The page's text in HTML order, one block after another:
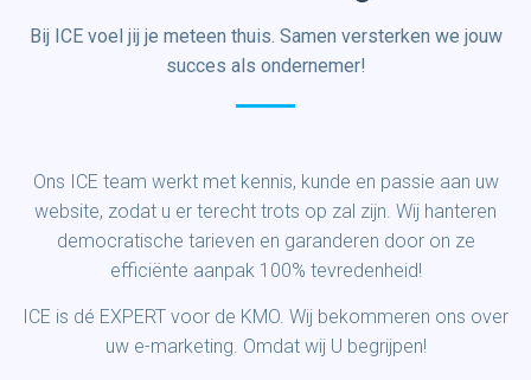
Bij ICE voel jij je meteen thuis. Samen versterken we jouw
succes als ondernemer!
Ons ICE team werkt met kennis, kunde en passie aan uw
website, zodat u er terecht trots op zal zijn. Wij hanteren
democratische tarieven en garanderen door on ze
efficiënte aanpak 100% tevredenheid!
ICE is dé EXPERT voor de KMO. Wij bekommeren ons over
uw e-marketing. Omdat wij U begrijpen!